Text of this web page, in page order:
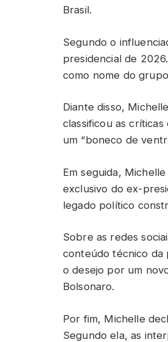
Brasil.
Segundo o
presidencial de
como nome do
Diante disso,
classificou as críticas
um “boneco de
Em seguida,
exclusivo do ex-
legado político
Sobre as redes
conteúdo técnico da
o desejo por um
Bolsonaro.
Por fim, Michelle
Segundo ela, as